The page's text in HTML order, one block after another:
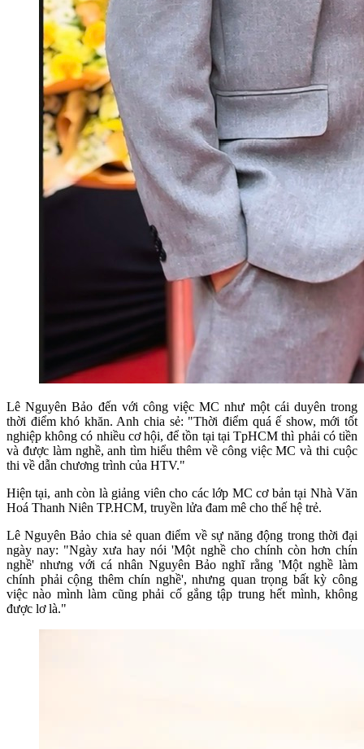
Lê Nguyên Bảo đến với công việc MC như một cái duyên trong
thời điểm khó khăn. Anh chia sẻ: "Thời điểm quá ế show, mới tốt
nghiệp không có nhiều cơ hội, để tồn tại tại TpHCM thì phải có tiền
và được làm nghề, anh tìm hiểu thêm về công việc MC và thi cuộc
thi về dẫn chương trình của HTV."
Hiện tại, anh còn là giảng viên cho các lớp MC cơ bản tại Nhà Văn
Hoá Thanh Niên TP.HCM, truyền lửa đam mê cho thế hệ trẻ.
Lê Nguyên Bảo chia sẻ quan điểm về sự năng động trong thời đại
ngày nay: "Ngày xưa hay nói 'Một nghề cho chính còn hơn chín
nghề' nhưng với cá nhân Nguyên Bảo nghĩ rằng 'Một nghề làm
chính phải cộng thêm chín nghề', nhưng quan trọng bất kỳ công
việc nào mình làm cũng phải cố gắng tập trung hết mình, không
được lơ là."